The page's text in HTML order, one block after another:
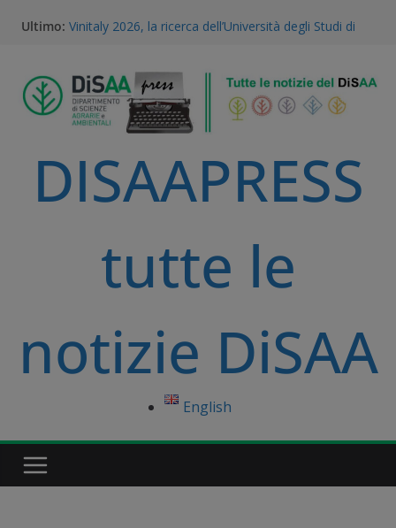
Ultimo: Vinitaly 2026, la ricerca dell’Università degli Studi di
Agroecologica: l’Unicità del Database AGROSUS
TEA, ricerca e proprietà intellettuale: l’expertise
scientifico della Statale di Milano al convegno
nazionale dell’Accademia dei Georgofili
Europeo è una svolta per la ricerca e l’agricoltura
sostenibile
A Volta Mantovana nasce il Mantua PSID, il primo
DISAAPRESS
tutte le
notizie DiSAA
English